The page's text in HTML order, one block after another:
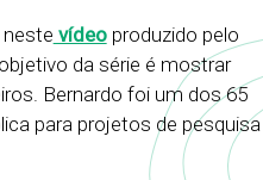
vídeoproduzido pelo
da série é mostrar
Bernardo foi um dos 65
para projetos de pesquisa